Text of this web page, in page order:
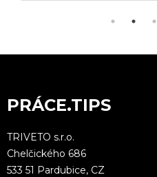
PRÁCE.TIPS
TRIVETO s.r.o.
Chelčického 686
533 51 Pardubice, CZ